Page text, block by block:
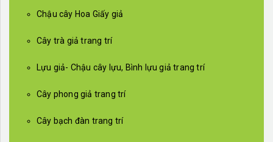
Chậu cây Hoa Giấy giả
Cây trà giả trang trí
Lựu giả- Chậu cây lựu, Bình lựu giả trang trí
Cây phong giả trang trí
Cây bạch đàn trang trí